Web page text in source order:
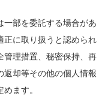
一部を委託する場合があ
正に取り扱うと認められ
管理措置、秘密保持、再
返却等その他の個人情報
ます。